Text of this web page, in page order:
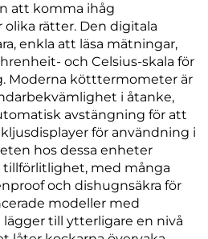
att komma ihåg
rätter. Den digitala
enkla att läsa mätningar,
och Celsius-skala för
Moderna kötttermometer är
i åtanke,
avstängning för att
för användning i
hos dessa enheter
med många
och dishugnsäkra för
modeller med
till ytterligare en nivå